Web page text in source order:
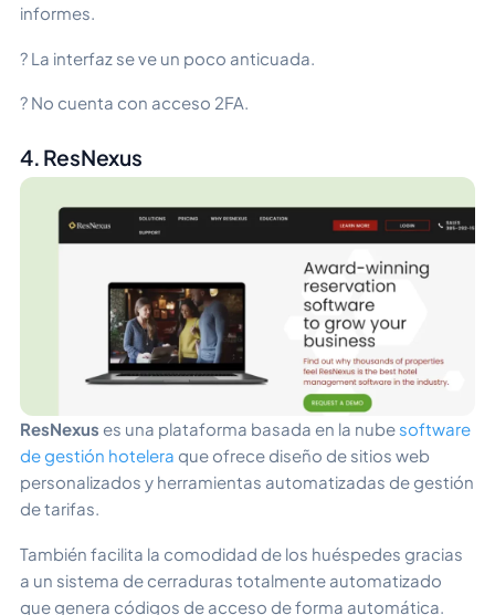
informes.
? La interfaz se ve un poco anticuada.
? No cuenta con acceso 2FA.
4. ResNexus
ResNexus es una plataforma basada en la nube software
de gestión hotelera que ofrece diseño de sitios web
personalizados y herramientas automatizadas de gestión
de tarifas.
También facilita la comodidad de los huéspedes gracias
a un sistema de cerraduras totalmente automatizado
que genera códigos de acceso de forma automática.